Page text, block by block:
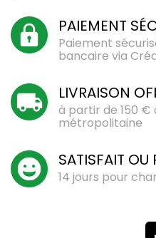
PAIEMENT
Paiement
bancaire via
LIVRAISON
à partir de 150 €
métropolitaine
SATISFAIT OU
14 jours pour